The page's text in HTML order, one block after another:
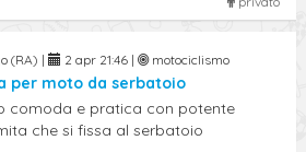
(RA) | 2 apr 21:46 | motociclismo
per moto da serbatoio
comoda e pratica con potente
che si fissa al serbatoio